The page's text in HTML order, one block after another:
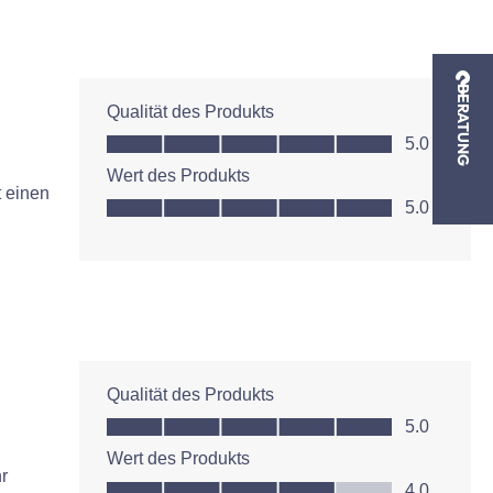
einen
Qualität des Produkts
Qualität des Produkts, 5.0 von 5
5.0
Wert des Produkts
Wert des Produkts, 5.0 von 5
5.0
Qualität des Produkts
Qualität des Produkts, 5.0 von 5
5.0
Wert des Produkts
Wert des Produkts, 4.0 von 5
BERATUNG